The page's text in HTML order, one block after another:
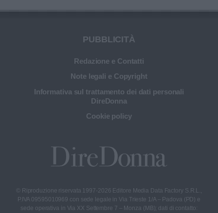
PUBBLICITÀ
Redazione e Contatti
Note legali e Copyright
Informativa sul trattamento dei dati personali
DireDonna
Cookie policy
© Riproduzione riservata 1997-2026 Editore Media Data Factory S.R.L.,
P.IVA 09595010969 con sede legale in Via Trieste 1/A – Padova (PD) e
sede operativa in Via XX Settembre 7 – Monza (MB); dati di contatto: